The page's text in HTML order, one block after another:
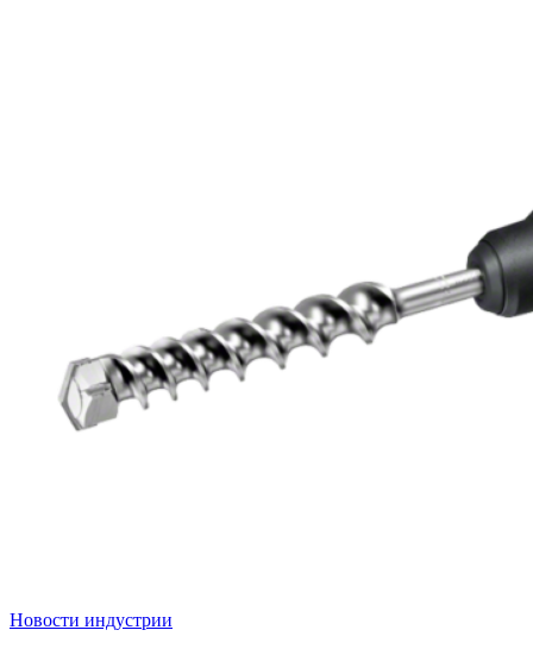
Новости индустрии